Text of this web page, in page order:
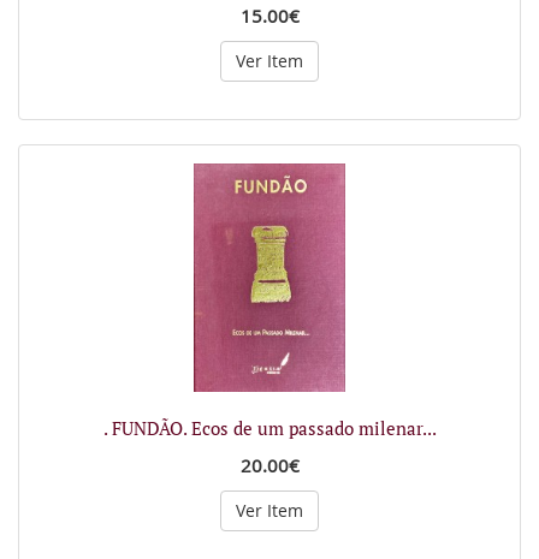
15.00€
Ver Item
. FUNDÃO. Ecos de um passado milenar...
20.00€
Ver Item